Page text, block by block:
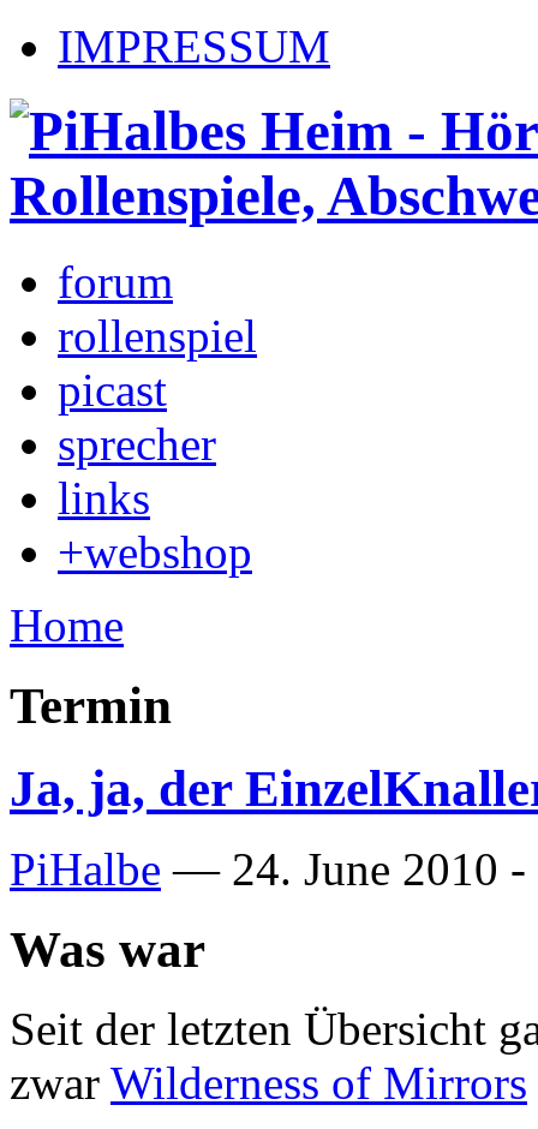
IMPRESSUM
forum
rollenspiel
picast
sprecher
links
+webshop
Home
Termin
Ja, ja, der
PiHalbe — 24. June 2010
Was war
Seit der letzten Übersicht
zwar Wilderness of Mirrors